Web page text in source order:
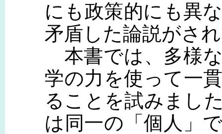
にも政策的にも異
矛盾した論説がさ
本書では、多様
学の力を使って一
ることを試みまし
は同一の「個人」